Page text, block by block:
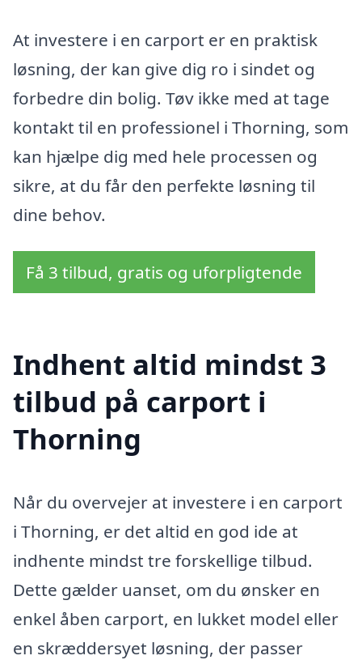
At investere i en carport er en praktisk
løsning, der kan give dig ro i sindet og
forbedre din bolig. Tøv ikke med at tage
kontakt til en professionel i Thorning, som
kan hjælpe dig med hele processen og
sikre, at du får den perfekte løsning til
dine behov.
Få 3 tilbud, gratis og uforpligtende
Indhent altid mindst 3
tilbud på carport i
Thorning
Når du overvejer at investere i en carport
i Thorning, er det altid en god ide at
indhente mindst tre forskellige tilbud.
Dette gælder uanset, om du ønsker en
enkel åben carport, en lukket model eller
en skræddersyet løsning, der passer